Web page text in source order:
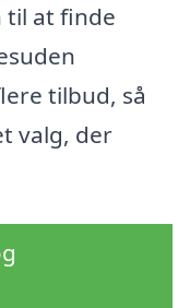
til at finde
tilbud, så
valg, der